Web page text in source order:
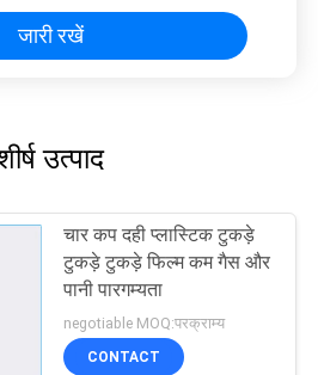
जारी रखें
उत्पाद
चार कप दही प्लास्टिक टुकड़े
टुकड़े टुकड़े फिल्म कम गैस और
पानी पारगम्यता
negotiable MOQ:परक्राम्य
CONTACT